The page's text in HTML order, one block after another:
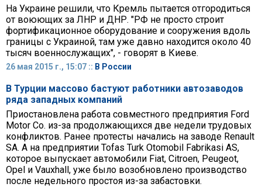
На Украине решили, что Кремль пытается отгородиться
от воюющих за ЛНР и ДНР. "РФ не просто строит
фортификационное оборудование и сооружения вдоль
границы с Украиной, там уже давно находится около 40
тысяч военнослужащих", - говорят в Киеве.
26 мая 2015 г., 15:07 :: В России
В Турции массово бастуют работники автозаводов
ряда западных компаний
Приостановлена работа совместного предприятия Ford
Motor Co. из-за продолжающихся две недели трудовых
конфликтов. Ранее протесты начались на заводе Renault
SA. А на предприятии Tofas Turk Otomobil Fabrikasi AS,
которое выпускает автомобили Fiat, Citroen, Peugeot,
Opel и Vauxhall, уже было возобновлено производство
после недельного простоя из-за забастовки.